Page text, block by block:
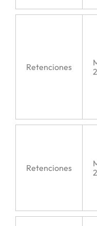
Retenciones
Retenciones